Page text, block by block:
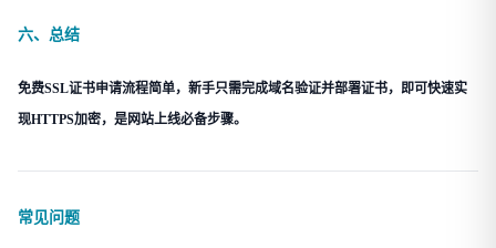
六、总结
免费SSL证书申请流程简单，新手只需完成域名验证并部署证书，即可快速实
现HTTPS加密，是网站上线必备步骤。
常见问题